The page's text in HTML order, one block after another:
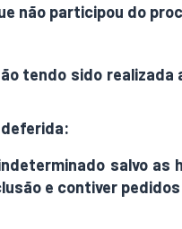
não participou do
tendo sido
salvo as
e contiver